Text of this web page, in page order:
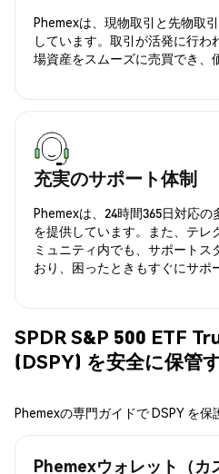
Phemexは、現物取引と先物取
しています。取引が活発に行わ
場資産をスムーズに売買でき、
充実のサポート体制
Phemexは、24時間365日対応
を提供しています。また、テレ
ミュニティ内でも、サポートス
おり、困ったときもすぐにサポ
SPDR S&P 500 ETF
(DSPY) を安全に保管
Phemexの専門ガイドで DSPY を保
Phemexウォレット（カ